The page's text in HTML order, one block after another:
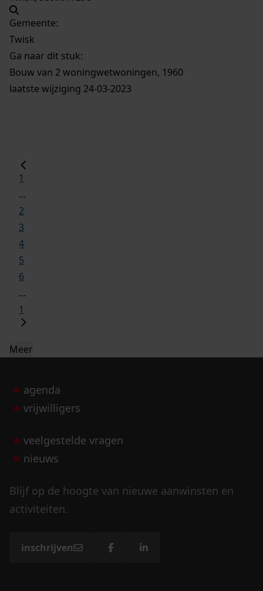
Gemeente:
Twisk
Ga naar dit stuk:
Bouw van 2 woningwetwoningen, 1960
laatste wijziging 24-03-2023
1
...
2
3
4
5
6
...
1
Meer
agenda
vrijwilligers
veelgestelde vragen
nieuws
Blijf op de hoogte van nieuwe aanwinsten en
activiteiten.
inschrijven